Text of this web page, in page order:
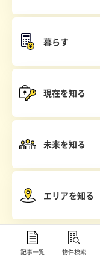
暮らす
現在を知る
未来を知る
エリアを知る
記事一覧 物件検索